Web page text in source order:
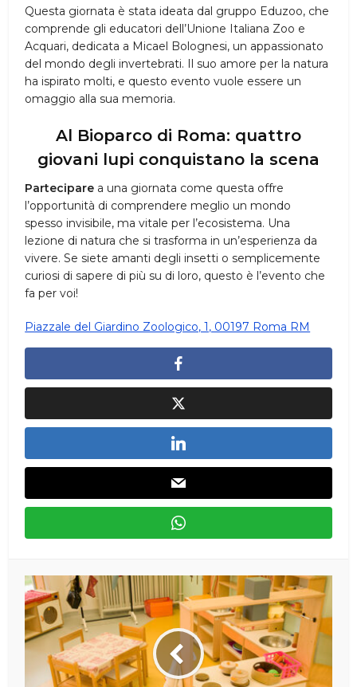
Questa giornata è stata ideata dal gruppo Eduzoo, che
comprende gli educatori dell’Unione Italiana Zoo e
Acquari, dedicata a Micael Bolognesi, un appassionato
del mondo degli invertebrati. Il suo amore per la natura
ha ispirato molti, e questo evento vuole essere un
omaggio alla sua memoria.
Al Bioparco di Roma: quattro
giovani lupi conquistano la scena
Partecipare a una giornata come questa offre
l’opportunità di comprendere meglio un mondo
spesso invisibile, ma vitale per l’ecosistema. Una
lezione di natura che si trasforma in un’esperienza da
vivere. Se siete amanti degli insetti o semplicemente
curiosi di sapere di più su di loro, questo è l’evento che
fa per voi!
Piazzale del Giardino Zoologico, 1, 00197 Roma RM